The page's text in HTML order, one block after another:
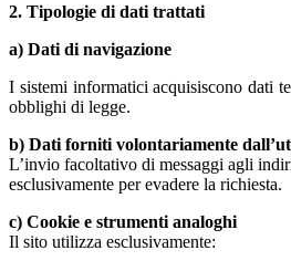
2. Tipologie di dati trattati
a) Dati di navigazione
I sistemi informatici acquisiscono dati
obblighi di legge.
b) Dati forniti volontariamente
L’invio facoltativo di messaggi agli
esclusivamente per evadere la richiesta.
c) Cookie e strumenti analoghi
Il sito utilizza esclusivamente: